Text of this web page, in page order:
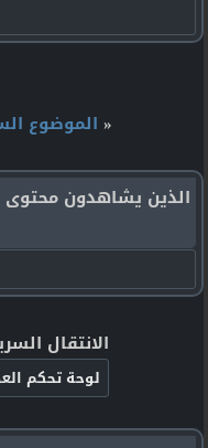
« الموضوع
الذين يشاهدون محتوى
الانتقال